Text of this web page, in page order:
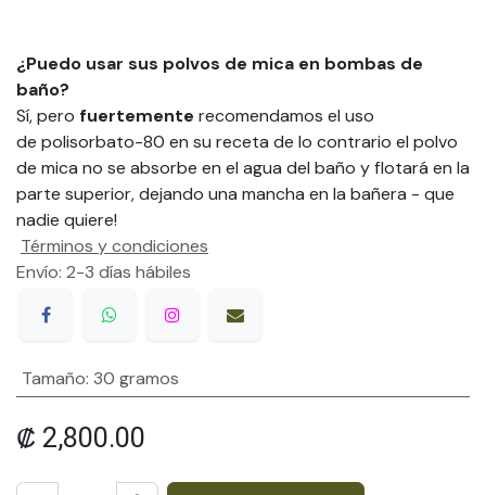
¿Puedo usar sus polvos de mica en bombas de
baño?
Sí, pero fuertemente recomendamos el uso
de polisorbato-80 en su receta de lo contrario el polvo
de mica no se absorbe en el agua del baño y flotará en la
parte superior, dejando una mancha en la bañera - que
nadie quiere!
₡ 2,800.00
Tamaño: 30 gramos
Términos y condiciones
Envío: 2-3 días hábiles